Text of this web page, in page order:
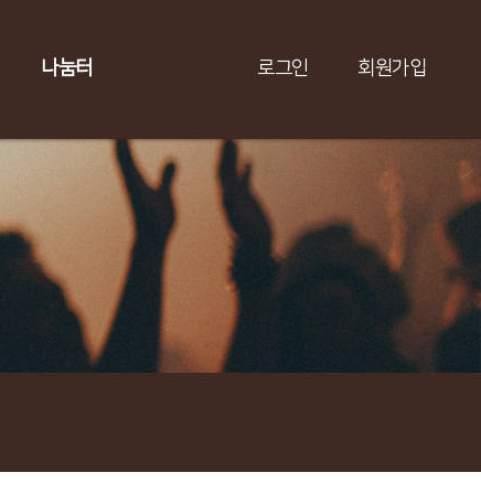
나눔터 로그인 회원가입